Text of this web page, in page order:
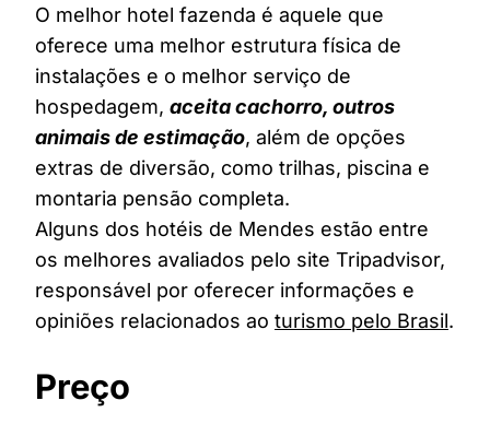
O melhor hotel fazenda é aquele que
oferece uma melhor estrutura física de
instalações e o melhor serviço de
hospedagem, aceita cachorro, outros
animais de estimação, além de opções
extras de diversão, como trilhas, piscina e
montaria pensão completa.
Alguns dos hotéis de Mendes estão entre
os melhores avaliados pelo site Tripadvisor,
responsável por oferecer informações e
opiniões relacionados ao turismo pelo Brasil.
Preço